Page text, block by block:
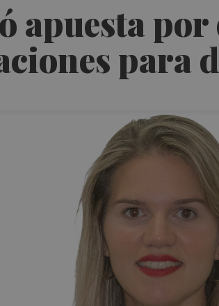
apuesta por
para